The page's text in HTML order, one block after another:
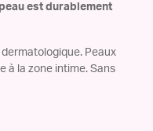
est durablement
Peaux
à la zone intime. Sans